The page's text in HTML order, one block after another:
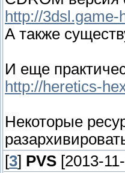
http://
А также
И еще
http://heretics-
Некоторые
[3] PVS [2013-